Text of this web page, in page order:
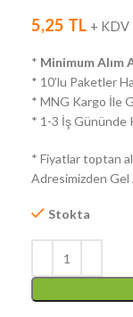
5,25 TL + KDV
* Minimum Alım
* 10’lu Paketler
* MNG Kargo İle
* 1-3 İş Gününde
* Fiyatlar toptan
Adresimizden Gel
Stokta